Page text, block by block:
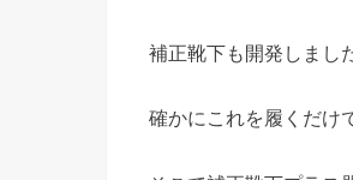
補正靴下も開発しまし
確かにこれを履くだけ